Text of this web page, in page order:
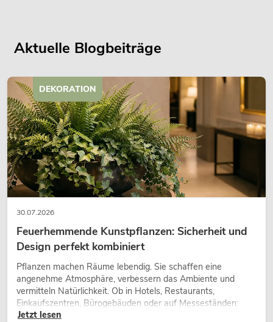
Aktuelle Blogbeiträge
30.07.2026
Feuerhemmende Kunstpflanzen: Sicherheit und
Design perfekt kombiniert
Pflanzen machen Räume lebendig. Sie schaffen eine
angenehme Atmosphäre, verbessern das Ambiente und
vermitteln Natürlichkeit. Ob in Hotels, Restaurants,
Einkaufszentren, Bürogebäuden oder auf Messeständen:
eine hochwertige Begrünung gehört heute längst zum
Jetzt lesen
DEKORATION